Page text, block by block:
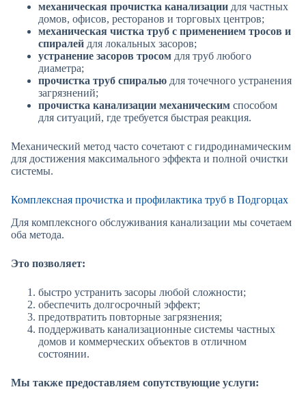
механическая прочистка канализации для частных
домов, офисов, ресторанов и торговых центров;
механическая чистка труб с применением тросов и
спиралей для локальных засоров;
устранение засоров тросом для труб любого
диаметра;
прочистка труб спиралью для точечного устранения
загрязнений;
прочистка канализации механическим способом
для ситуаций, где требуется быстрая реакция.
Механический метод часто сочетают с гидродинамическим
для достижения максимального эффекта и полной очистки
системы.
Комплексная прочистка и профилактика труб в Подгорцах
Для комплексного обслуживания канализации мы сочетаем
оба метода.
Это позволяет:
быстро устранить засоры любой сложности;
обеспечить долгосрочный эффект;
предотвратить повторные загрязнения;
поддерживать канализационные системы частных
домов и коммерческих объектов в отличном
состоянии.
Мы также предоставляем сопутствующие услуги: